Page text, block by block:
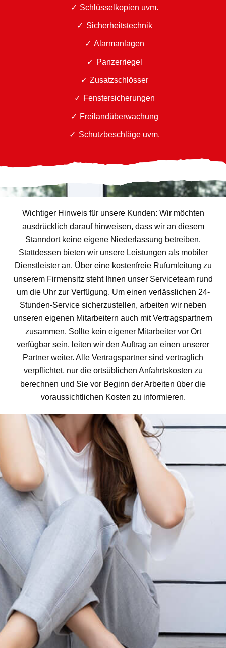
Schlüsselkopien uvm.
Sicherheitstechnik
Alarmanlagen
Panzerriegel
Zusatzschlösser
Fenstersicherungen
Freilandüberwachung
Schutzbeschläge uvm.
Wichtiger Hinweis für unsere Kunden: Wir möchten
ausdrücklich darauf hinweisen, dass wir an diesem
Stanndort keine eigene Niederlassung betreiben.
Stattdessen bieten wir unsere Leistungen als mobiler
Dienstleister an. Über eine kostenfreie Rufumleitung zu
unserem Firmensitz steht Ihnen unser Serviceteam rund
um die Uhr zur Verfügung. Um einen verlässlichen 24-
Stunden-Service sicherzustellen, arbeiten wir neben
unseren eigenen Mitarbeitern auch mit Vertragspartnern
zusammen. Sollte kein eigener Mitarbeiter vor Ort
verfügbar sein, leiten wir den Auftrag an einen unserer
Partner weiter. Alle Vertragspartner sind vertraglich
verpflichtet, nur die ortsüblichen Anfahrtskosten zu
berechnen und Sie vor Beginn der Arbeiten über die
voraussichtlichen Kosten zu informieren.